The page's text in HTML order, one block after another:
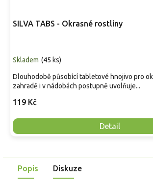
SILVA TABS - Okrasné rostliny
Skladem (45 ks)
119 Kč
Detail
Dlouhodobě působící tabletové hnojivo pro
zahradě i v nádobách postupně uvolňuje...
Popis Diskuze